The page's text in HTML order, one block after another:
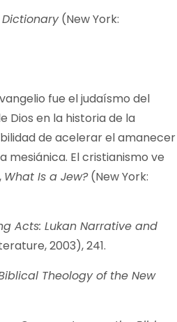
(New York:
fue el judaísmo del
Dios en la historia de la
de acelerar el amanecer
El cristianismo ve
What Is a Jew?(New York:
Acts: Lukan Narrative and
2003), 241.
Theology of the New